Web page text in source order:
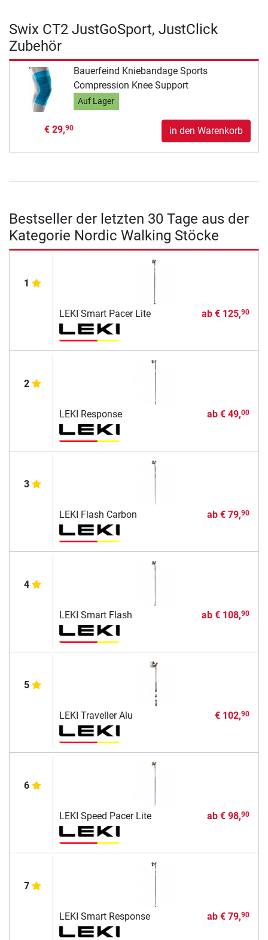
Swix CT2 JustGoSport, JustClick
Zubehör
Bauerfeind Kniebandage Sports
Compression Knee Support
Auf Lager
€ 29,90 in den Warenkorb
Bestseller der letzten 30 Tage aus der
Kategorie Nordic Walking Stöcke
1
LEKI Smart Pacer Lite ab € 125,90
2
LEKI Response ab € 49,00
3
LEKI Flash Carbon ab € 79,90
4
LEKI Smart Flash ab € 108,90
5
LEKI Traveller Alu € 102,90
6
LEKI Speed Pacer Lite ab € 98,90
7
LEKI Smart Response ab € 79,90